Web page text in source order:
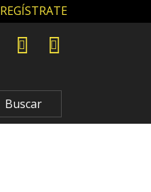
REGÍSTRATE